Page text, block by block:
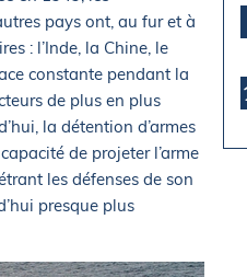
pays ont, au fur et à
: l’Inde, la Chine, le
constante pendant la
de plus en plus
la détention d’armes
de projeter l’arme
les défenses de son
presque plus